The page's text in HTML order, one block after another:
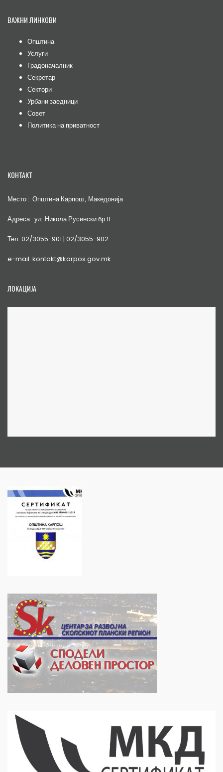
ВАЖНИ ЛИНКОВИ
Општина
Услуги
Градоначалник
Секретар
Сектори
Урбани заедници
Совет
Политика на приватност
КОНТАКТ
Место : Општина Карпош , Македонија
Адреса : ул. Никола Русински бр.11
Тел. 02/3055-901 | 02/3055-902
e-mail: kontakt@karpos.gov.mk
ЛОКАЦИЈА